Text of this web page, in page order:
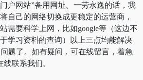
户网站”备用网址。一劳永逸的话，我
自己的网络切换成更稳定的运营商，
需要科学上网，比如google等（这边不
学习资料的查询）以上三点均能解决
题了。如有疑问，可在线留言，着急
联系我们。